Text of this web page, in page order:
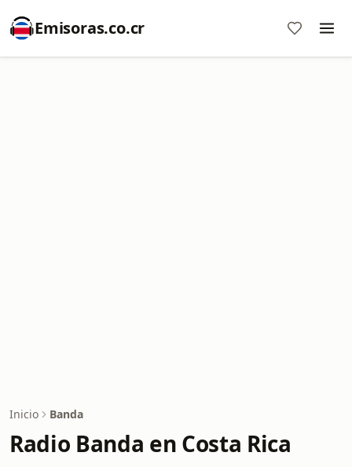
Emisoras.co.cr
Inicio Banda
Radio Banda en Costa Rica